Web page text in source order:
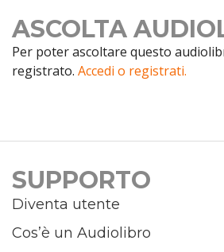
ASCOLTA
Per poter ascoltare questo
registrato. Accedi o registrati.
SUPPORTO
Diventa utente
Cos’è un Audiolibro